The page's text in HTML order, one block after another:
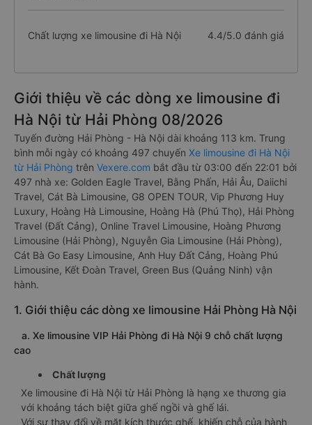
Chất lượng xe limousine đi Hà Nội 4.4/5.0 đánh giá
Giới thiệu về các dòng xe limousine đi
Hà Nội từ Hải Phòng 08/2026
Tuyến đường Hải Phòng - Hà Nội dài khoảng 113 km. Trung
bình mỗi ngày có khoảng 497 chuyến Xe limousine đi Hà Nội
từ Hải Phòng trên Vexere.com bắt đầu từ 03:00 đến 22:01 bởi
497 nhà xe: Golden Eagle Travel, Bằng Phấn, Hải Âu, Daiichi
Travel, Cát Bà Limousine, G8 OPEN TOUR, Vip Phương Huy
Luxury, Hoàng Hà Limousine, Hoàng Hà (Phú Thọ), Hải Phòng
Travel (Đất Cảng), Online Travel Limousine, Hoàng Phương
Limousine (Hải Phòng), Nguyễn Gia Limousine (Hải Phòng),
Cát Bà Go Easy Limousine, Anh Huy Đất Cảng, Hoàng Phú
Limousine, Kết Đoàn Travel, Green Bus (Quảng Ninh) vận
hành.
1. Giới thiệu các dòng xe limousine Hải Phòng Hà Nội
a. Xe limousine VIP Hải Phòng đi Hà Nội 9 chỗ chất lượng
cao
Chất lượng
Xe limousine đi Hà Nội từ Hải Phòng là hạng xe thương gia
với khoảng tách biệt giữa ghế ngồi và ghế lái.
Với sự thay đổi về mặt kích thước ghế, khiến chỗ của hành